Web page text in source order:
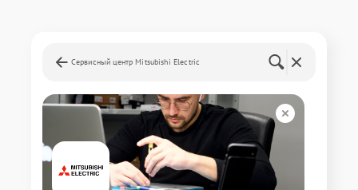
Сервисный центр Mitsubishi Electric